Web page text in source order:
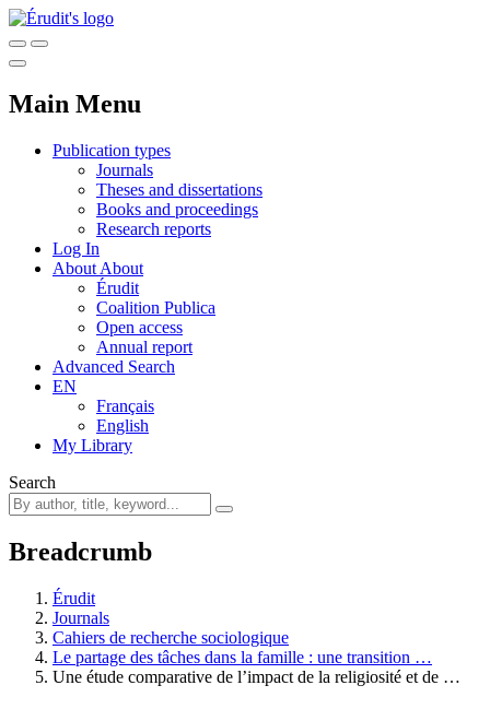
Main Menu
Publication types
Journals
Theses and dissertations
Books and proceedings
Research reports
Log In
About About
Érudit
Coalition Publica
Open access
Annual report
Advanced Search
EN
Français
English
My Library
Search
Breadcrumb
Érudit
Journals
Cahiers de recherche sociologique
Le partage des tâches dans la famille : une transition …
Une étude comparative de l’impact de la religiosité et de …